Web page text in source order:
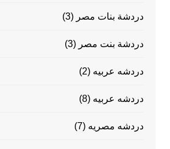
دردشة بنات مصر (3)
دردشة بنت مصر (3)
دردشه عربيه (2)
دردشه عربيه (8)
دردشه مصريه (7)